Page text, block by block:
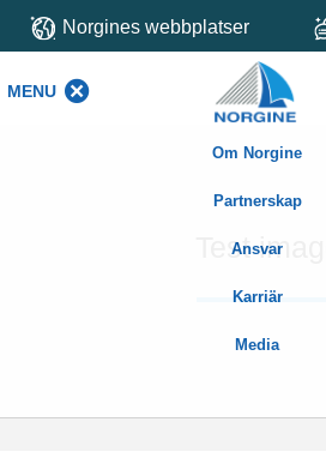
Norgines webbplatser
MENU
Om Norgine
Partnerskap
Ansvar
Karriär
Media
Test image